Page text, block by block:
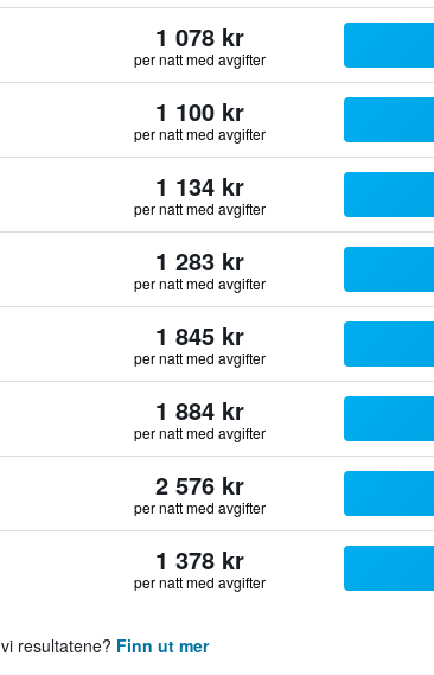
1 078 kr
per natt med avgifter
1 100 kr
per natt med avgifter
1 134 kr
per natt med avgifter
1 283 kr
per natt med avgifter
1 845 kr
per natt med avgifter
1 884 kr
per natt med avgifter
2 576 kr
per natt med avgifter
1 378 kr
per natt med avgifter
resultatene? Finn ut mer